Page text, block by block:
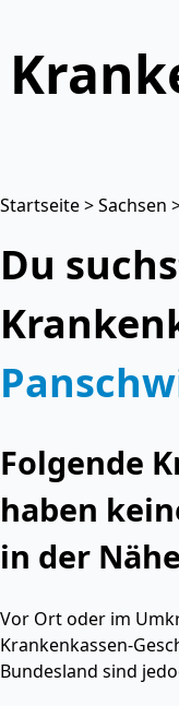
Startseite>Sachsen
Du
Folgende
haben
in der
Vor Ort oder im
Krankenkassen-
Bundesland sind